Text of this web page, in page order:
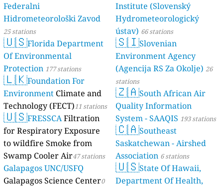
Federalni
Hidrometeorološki Zavod
25 stations
🇺🇸Florida Department
Of Environmental
Protection 177 stations
🇱🇰Foundation For
Environment Climate and
Technology (FECT)11 stations
🇺🇸FRESSCAFiltration
for Respiratory Exposure
to wildfire Smoke from
Swamp Cooler Air47 stations
Galapagos UNC/USFQ
Galapagos Science Center0
Institute (Slovenský
Hydrometeorologický
ústav) 66 stations
🇸🇮Slovenian
Environment Agency
(Agencija RS Za Okolje) 26
stations
🇿🇦South African Air
Quality Information
System - SAAQIS 193 stations
🇨🇦Southeast
Saskatchewan - Airshed
Association 6 stations
🇺🇸State Of Hawaii,
Department Of Health,